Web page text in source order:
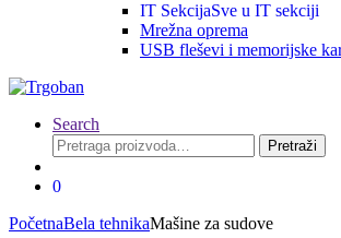
IT SekcijaSve u IT sekciji
Mrežna oprema
USB fleševi i memorijske
Search
Pretraga
za:
Pretraži
0
PočetnaBela tehnikaMašine za sudove